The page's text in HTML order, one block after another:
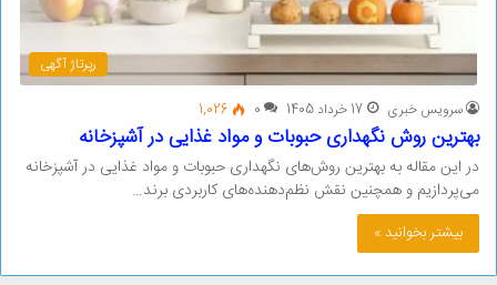
رپرتاژ آگهی
سرویس خبری 17 خرداد 1405 0
1,026
بهترین روش نگهداری حبوبات و مواد غذایی در آشپزخانه
در این مقاله به بهترین روش‌های نگهداری حبوبات و مواد غذایی در آشپزخانه
می‌پردازیم و همچنین نقش نظم‌دهنده‌های کاربردی برند…
بیشتر بخوانید »